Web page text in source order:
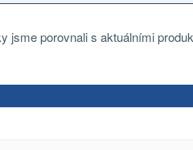
jsme porovnali s aktuálními